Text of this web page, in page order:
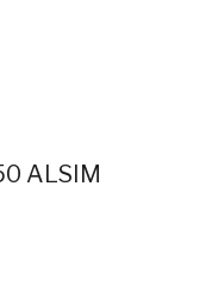
ALSIM